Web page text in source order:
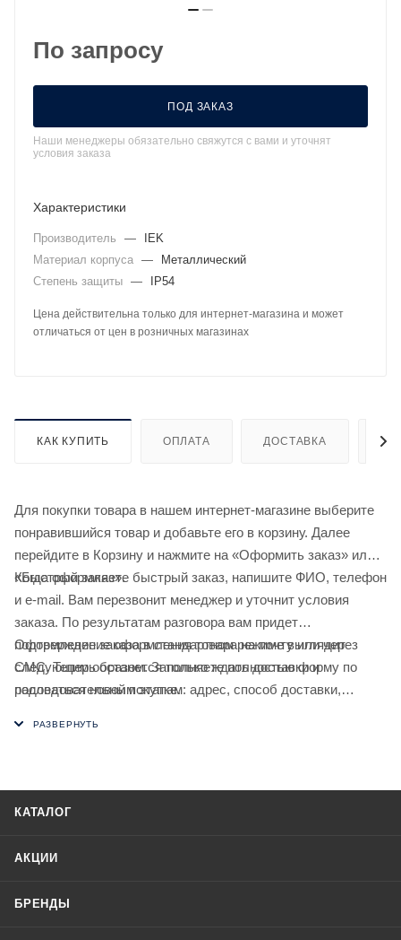
По запросу
ПОД ЗАКАЗ
Наши менеджеры обязательно свяжутся с вами и уточнят
условия заказа
Характеристики
Производитель —
IEK
Материал корпуса —
Металлический
Степень защиты — IP54
Цена действительна только для интернет-магазина и может
отличаться от цен в розничных магазинах
КАК КУПИТЬ ОПЛАТА ДОСТАВКА
Для покупки товара в нашем интернет-магазине выберите
понравившийся товар и добавьте его в корзину. Далее
перейдите в Корзину и нажмите на «Оформить заказ» или
«Быстрый заказ».
Когда оформляете быстрый заказ, напишите ФИО, телефон
и e-mail. Вам перезвонит менеджер и уточнит условия
заказа. По результатам разговора вам придет
подтверждение оформления товара на почту или через
СМС. Теперь останется только ждать доставки и
радоваться новой покупке.
Оформление заказа в стандартном режиме выглядит
следующим образом. Заполняете полностью форму по
последовательным этапам: адрес, способ доставки,
КАТАЛОГ
АКЦИИ
БРЕНДЫ